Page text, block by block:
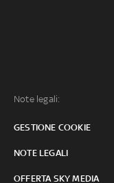
Note legali:
GESTIONE COOKIE
NOTE LEGALI
OFFERTA SKY MEDIA